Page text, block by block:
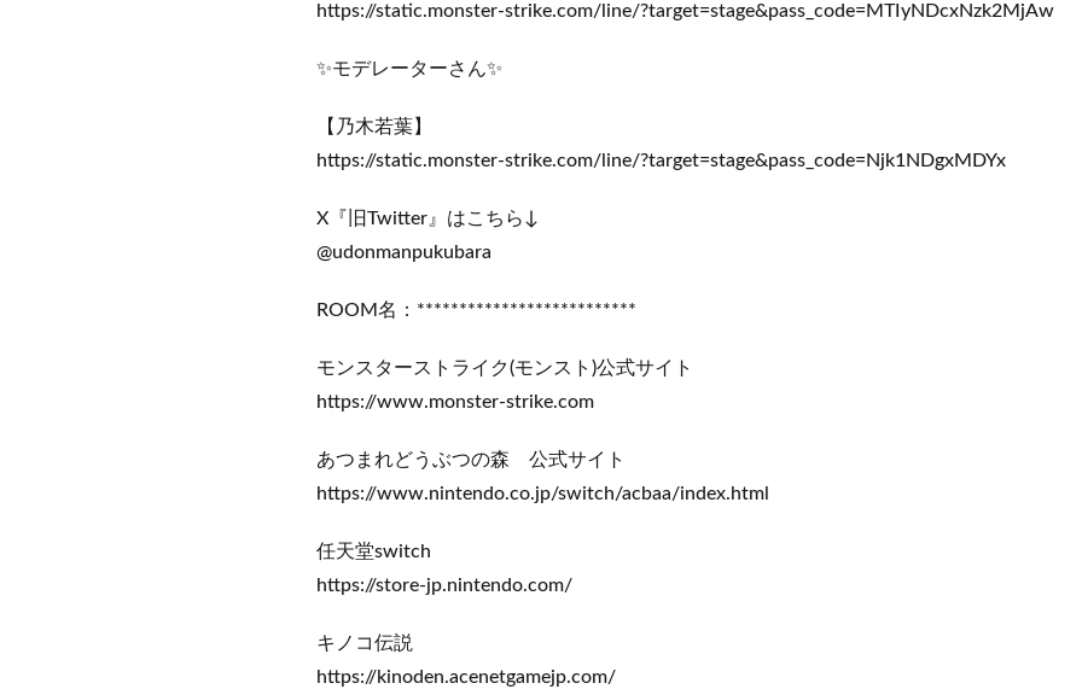
https://static.monster-strike.com/line/?target=stage&pass_code=MTIyNDcxNzk2MjAw
✨モデレーターさん✨
【乃木若葉】
https://static.monster-strike.com/line/?target=stage&pass_code=Njk1NDgxMDYx
X『旧Twitter』はこちら↓
@udonmanpukubara
ROOM名：**************************
モンスターストライク(モンスト)公式サイト
https://www.monster-strike.com
あつまれどうぶつの森 公式サイト
https://www.nintendo.co.jp/switch/acbaa/index.html
任天堂switch
https://store-jp.nintendo.com/
キノコ伝説
https://kinoden.acenetgamejp.com/